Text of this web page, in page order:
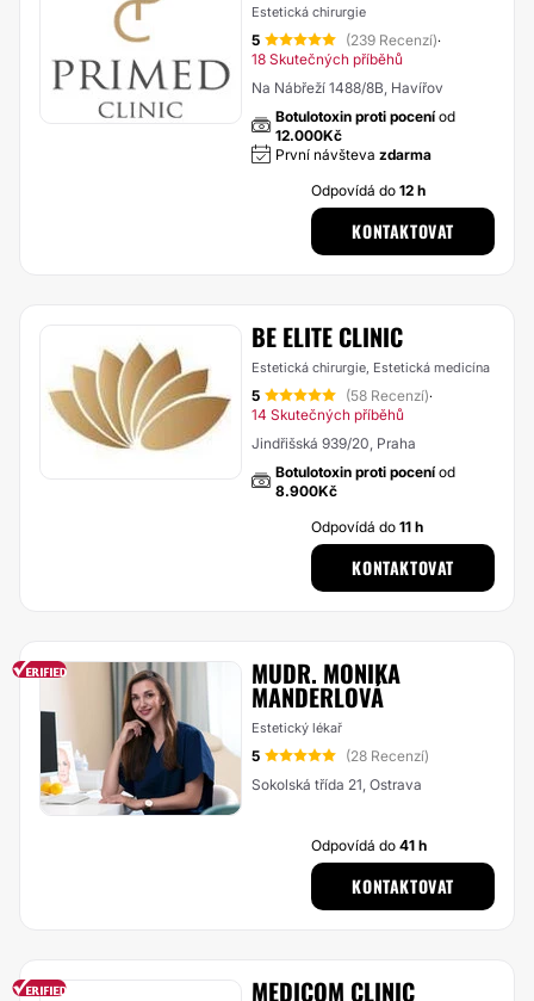
Estetická chirurgie
5 (239 Recenzí)·
18 Skutečných příběhů
Na Nábřeží 1488/8B, Havířov
Botulotoxin proti poceníod
12.000Kč
První návšteva zdarma
Odpovídá do12 h
KONTAKTOVAT
BE ELITE CLINIC
Estetická chirurgie, Estetická medicína
5 (58 Recenzí)·
14 Skutečných příběhů
Jindřišská 939/20, Praha
Botulotoxin proti poceníod
8.900Kč
Odpovídá do11 h
KONTAKTOVAT
MUDR. MONIKA
MANDERLOVÁ
Estetický lékař
5
(28 Recenzí)
Sokolská třída 21, Ostrava
Odpovídá do41 h
KONTAKTOVAT
MEDICOM CLINIC